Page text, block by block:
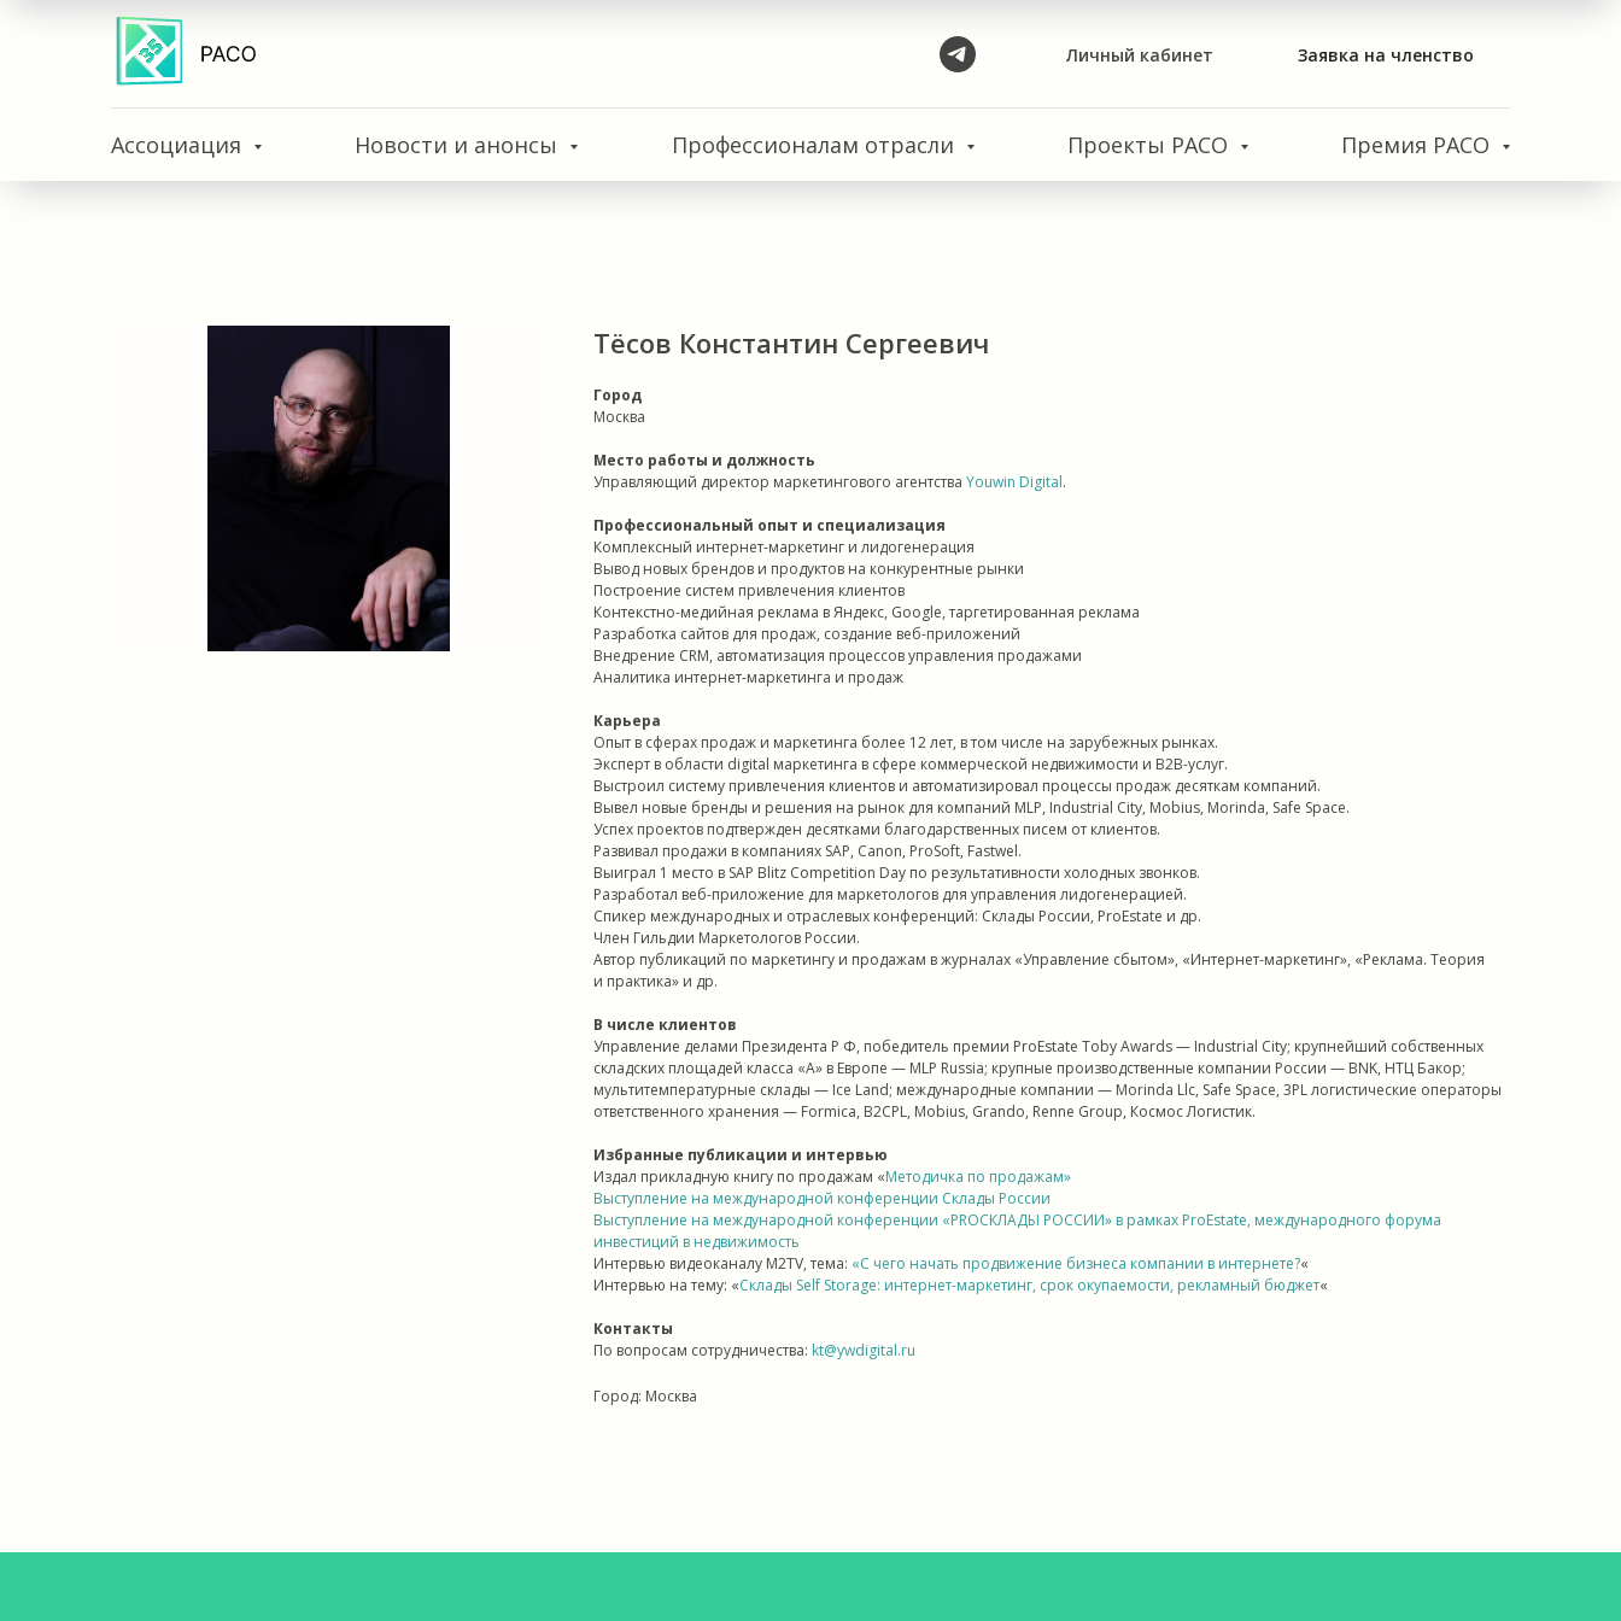
Личный кабинет Заявка на членство
Ассоциация Новости и анонсы Профессионалам отрасли Проекты РАСО Премия РАСО
Тёсов Константин Сергеевич
Город
Москва
Место работы и должность
Управляющий директор маркетингового агентства Youwin Digital.
Профессиональный опыт и специализация
Комплексный интернет-маркетинг и лидогенерация
Вывод новых брендов и продуктов на конкурентные рынки
Построение систем привлечения клиентов
Контекстно-медийная реклама в Яндекс, Google, таргетированная реклама
Разработка сайтов для продаж, создание веб-приложений
Внедрение CRM, автоматизация процессов управления продажами
Аналитика интернет-маркетинга и продаж
Карьера
Опыт в сферах продаж и маркетинга более 12 лет, в том числе на зарубежных рынках.
Эксперт в области digital маркетинга в сфере коммерческой недвижимости и B2B-услуг.
Выстроил систему привлечения клиентов и автоматизировал процессы продаж десяткам компаний.
Вывел новые бренды и решения на рынок для компаний MLP, Industrial City, Mobius, Morinda, Safe Space.
Успех проектов подтвержден десятками благодарственных писем от клиентов.
Развивал продажи в компаниях SAP, Canon, ProSoft, Fastwel.
Выиграл 1 место в SAP Blitz Competition Day по результативности холодных звонков.
Разработал веб-приложение для маркетологов для управления лидогенерацией.
Спикер международных и отраслевых конференций: Склады России, ProEstate и др.
Член Гильдии Маркетологов России.
Автор публикаций по маркетингу и продажам в журналах «Управление сбытом», «Интернет-маркетинг», «Реклама. Теория
и практика» и др.
В числе клиентов
Управление делами Президента Р Ф, победитель премии ProEstate Toby Awards — Industrial City; крупнейший собственных
складских площадей класса «А» в Европе — MLP Russia; крупные производственные компании России — BNK, НТЦ Бакор;
мультитемпературные склады — Ice Land; международные компании — Morinda Llc, Safe Space, 3PL логистические операторы
ответственного хранения — Formica, B2CPL, Mobius, Grando, Renne Group, Космос Логистик.
Избранные публикации и интервью
Издал прикладную книгу по продажам «Методичка по продажам»
Выступление на международной конференции Склады России
Выступление на международной конференции «PROСКЛАДЫ РОССИИ» в рамках ProEstate, международного форума
инвестиций в недвижимость
Интервью видеоканалу M2TV, тема: «С чего начать продвижение бизнеса компании в интернете?«
Интервью на тему: «Склады Self Storage: интернет-маркетинг, срок окупаемости, рекламный бюджет«
Контакты
По вопросам сотрудничества: kt@ywdigital.ru
Город: Москва